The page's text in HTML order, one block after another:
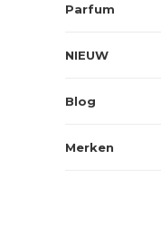
Parfum
NIEUW
Blog
Merken